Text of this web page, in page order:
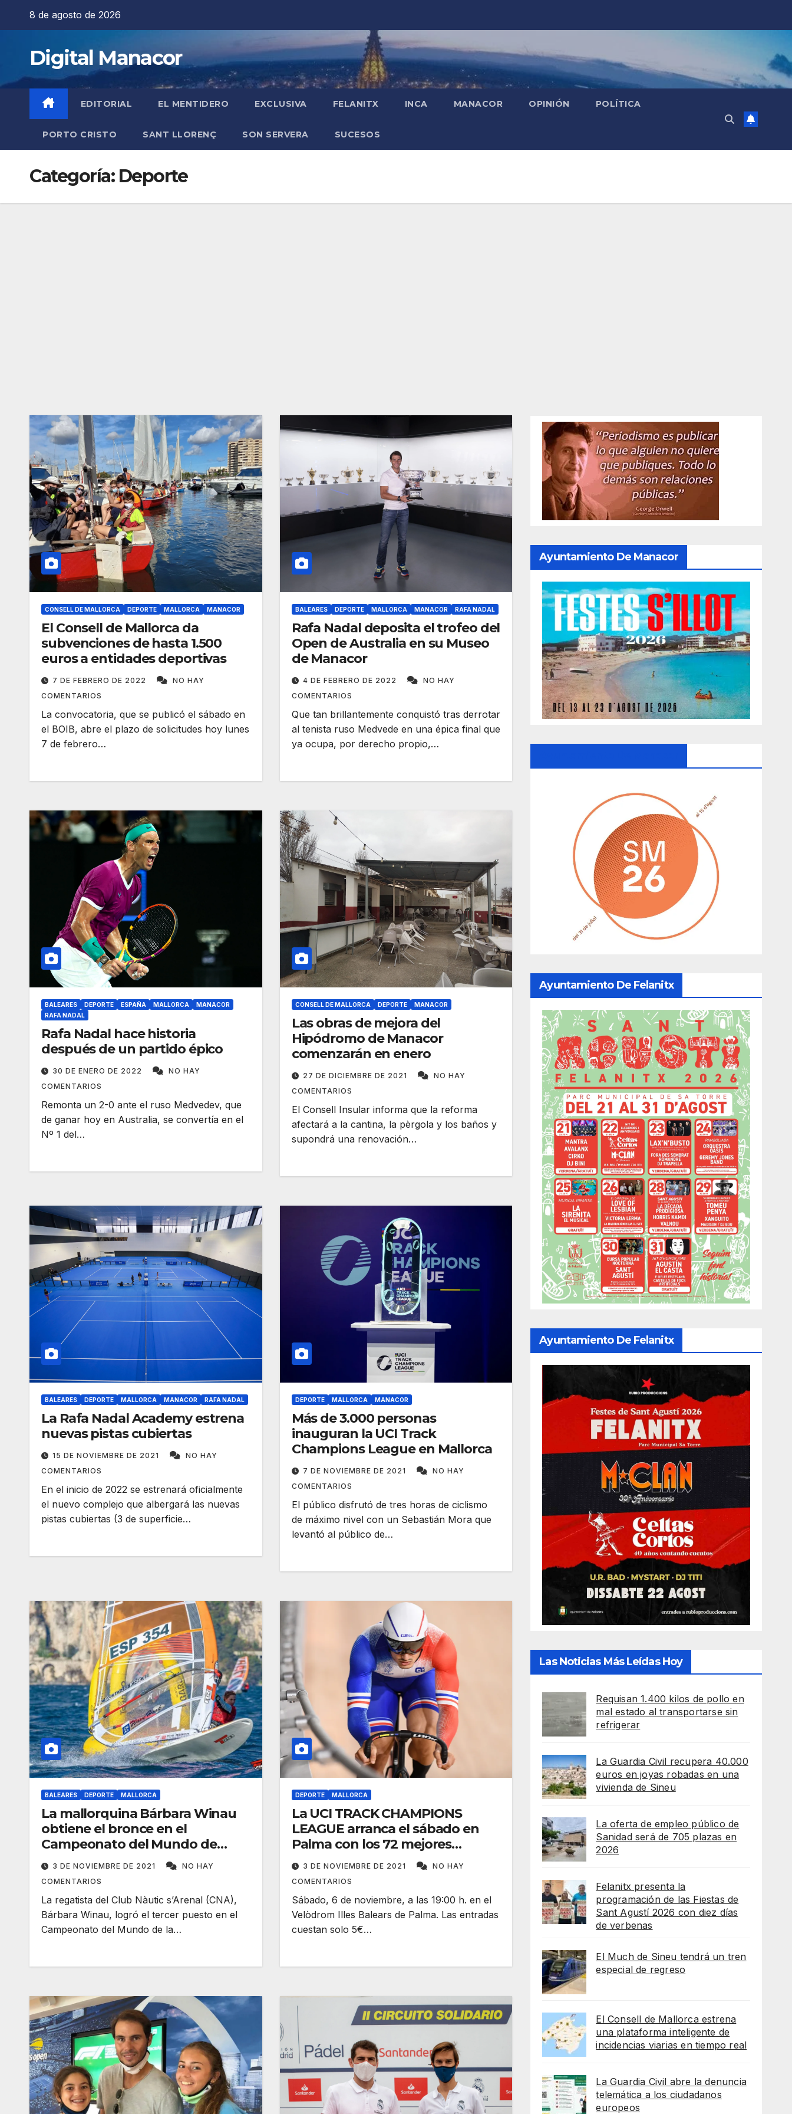
8 de agosto de 2026
Digital Manacor
EDITORIAL EL MENTIDERO EXCLUSIVA FELANITX INCA MANACOR OPINIÓN POLÍTICA
PORTO CRISTO SANT LLORENÇ SON SERVERA SUCESOS
Categoría: Deporte
CONSELL DE MALLORCA DEPORTE MALLORCA MANACOR
El Consell de Mallorca da
subvenciones de hasta 1.500
euros a entidades deportivas
7 DE FEBRERO DE 2022
NO HAY
COMENTARIOS
La convocatoria, que se publicó el sábado en
el BOIB, abre el plazo de solicitudes hoy lunes
7 de febrero…
BALEARES DEPORTE MALLORCA MANACOR RAFA NADAL
Rafa Nadal deposita el trofeo del
Open de Australia en su Museo
de Manacor
4 DE FEBRERO DE 2022
NO HAY
COMENTARIOS
Que tan brillantemente conquistó tras derrotar
al tenista ruso Medvede en una épica final que
ya ocupa, por derecho propio,…
BALEARES DEPORTE ESPAÑA MALLORCA
MANACOR
RAFA NADAL
Rafa Nadal hace historia
después de un partido épico
30 DE ENERO DE 2022
NO HAY
COMENTARIOS
Remonta un 2-0 ante el ruso Medvedev, que
de ganar hoy en Australia, se convertía en el
Nº 1 del…
CONSELL DE MALLORCA DEPORTE MANACOR
Las obras de mejora del
Hipódromo de Manacor
comenzarán en enero
27 DE DICIEMBRE DE 2021
NO HAY
COMENTARIOS
El Consell Insular informa que la reforma
afectará a la cantina, la pèrgola y los baños y
supondrá una renovación…
BALEARES DEPORTE MALLORCA MANACOR RAFA NADAL
La Rafa Nadal Academy estrena
nuevas pistas cubiertas
15 DE NOVIEMBRE DE 2021
NO HAY
COMENTARIOS
En el inicio de 2022 se estrenará oficialmente
el nuevo complejo que albergará las nuevas
pistas cubiertas (3 de superficie…
DEPORTE MALLORCA MANACOR
Más de 3.000 personas
inauguran la UCI Track
Champions League en Mallorca
7 DE NOVIEMBRE DE 2021
NO HAY
COMENTARIOS
El público disfrutó de tres horas de ciclismo
de máximo nivel con un Sebastián Mora que
levantó al público de…
BALEARES DEPORTE MALLORCA
La mallorquina Bárbara Winau
obtiene el bronce en el
Campeonato del Mundo de
Windsurf
3 DE NOVIEMBRE DE 2021
NO HAY
COMENTARIOS
La regatista del Club Nàutic s’Arenal (CNA),
Bárbara Winau, logró el tercer puesto en el
Campeonato del Mundo de la…
DEPORTE MALLORCA
La UCI TRACK CHAMPIONS
LEAGUE arranca el sábado en
Palma con los 72 mejores
ciclistas en pista del mundo
3 DE NOVIEMBRE DE 2021
NO HAY
COMENTARIOS
Sábado, 6 de noviembre, a las 19:00 h. en el
Velòdrom Illes Balears de Palma. Las entradas
cuestan solo 5€…
Ayuntamiento De Manacor
Ayuntamiento De Felanitx
Ayuntamiento De Felanitx
Las Noticias Más Leídas Hoy
Requisan 1.400 kilos de pollo en
mal estado al transportarse sin
refrigerar
La Guardia Civil recupera 40.000
euros en joyas robadas en una
vivienda de Sineu
La oferta de empleo público de
Sanidad será de 705 plazas en
2026
Felanitx presenta la
programación de las Fiestas de
Sant Agustí 2026 con diez días
de verbenas
El Much de Sineu tendrá un tren
especial de regreso
El Consell de Mallorca estrena
una plataforma inteligente de
incidencias viarias en tiempo real
La Guardia Civil abre la denuncia
telemática a los ciudadanos
europeos